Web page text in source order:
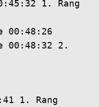
1. Rang
00:48:26
00:48:32 2.
1. Rang